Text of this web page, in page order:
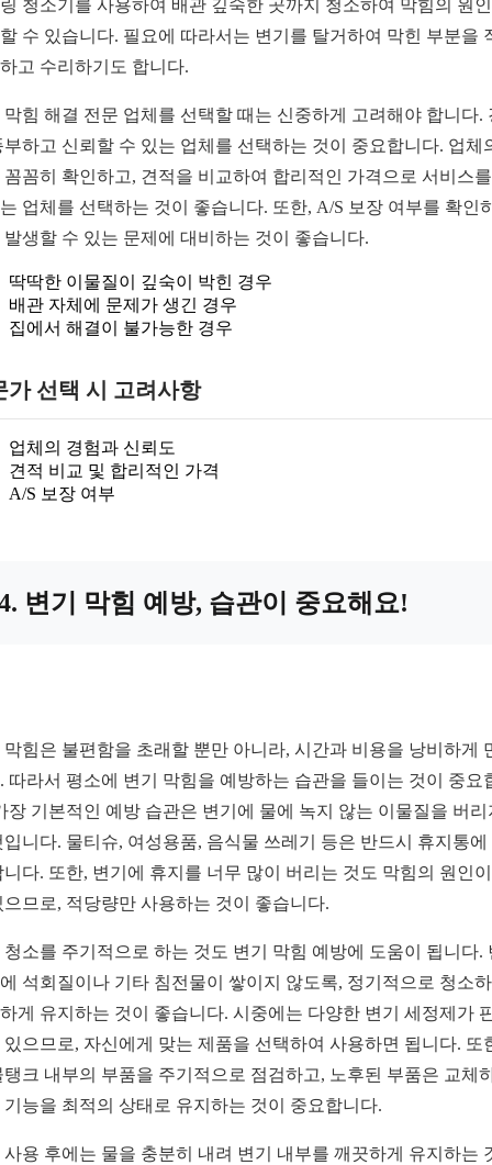
청소기를 사용하여 배관 깊숙한 곳까지 청소하여 막힘의 원
수 있습니다. 필요에 따라서는 변기를 탈거하여 막힌 부분을
고 수리하기도 합니다.
막힘 해결 전문 업체를 선택할 때는 신중하게 고려해야 합니다.
부하고 신뢰할 수 있는 업체를 선택하는 것이 중요합니다. 업체
꼼꼼히 확인하고, 견적을 비교하여 합리적인 가격으로 서비스
업체를 선택하는 것이 좋습니다. 또한, A/S 보장 여부를 확인
발생할 수 있는 문제에 대비하는 것이 좋습니다.
딱딱한 이물질이 깊숙이 박힌 경우
배관 자체에 문제가 생긴 경우
집에서 해결이 불가능한 경우
가 선택 시 고려사항
업체의 경험과 신뢰도
견적 비교 및 합리적인 가격
A/S 보장 여부
변기 막힘 예방, 습관이 중요해요!
막힘은 불편함을 초래할 뿐만 아니라, 시간과 비용을 낭비하게
따라서 평소에 변기 막힘을 예방하는 습관을 들이는 것이 중요
장 기본적인 예방 습관은 변기에 물에 녹지 않는 이물질을 버리
입니다. 물티슈, 여성용품, 음식물 쓰레기 등은 반드시 휴지통에
니다. 또한, 변기에 휴지를 너무 많이 버리는 것도 막힘의 원인
으므로, 적당량만 사용하는 것이 좋습니다.
청소를 주기적으로 하는 것도 변기 막힘 예방에 도움이 됩니다.
석회질이나 기타 침전물이 쌓이지 않도록, 정기적으로 청소
게 유지하는 것이 좋습니다. 시중에는 다양한 변기 세정제가
있으므로, 자신에게 맞는 제품을 선택하여 사용하면 됩니다. 또
탱크 내부의 부품을 주기적으로 점검하고, 노후된 부품은 교체
기능을 최적의 상태로 유지하는 것이 중요합니다.
사용 후에는 물을 충분히 내려 변기 내부를 깨끗하게 유지하는